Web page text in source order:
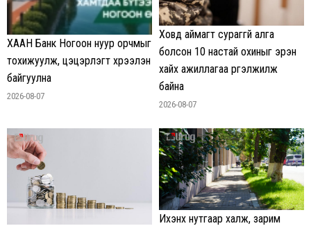
ХААН Банк Ногоон нуур орчмыг
тохижуулж, цэцэрлэгт хүрээлэн
байгуулна
2026-08-07
Ховд аймагт сураггүй алга
болсон 10 настай охиныг эрэн
хайх ажиллагаа үргэлжилж
байна
2026-08-07
Ихэнх нутгаар халж, зарим